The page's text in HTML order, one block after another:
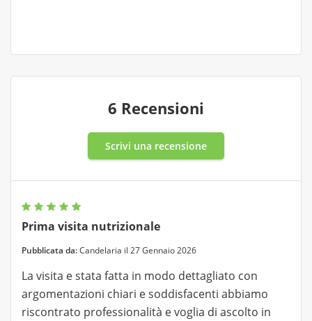
6 Recensioni
Scrivi una recensione
Prima visita nutrizionale
Pubblicata da:Candelaria il 27 Gennaio 2026
La visita e stata fatta in modo dettagliato con
argomentazioni chiari e soddisfacenti abbiamo
riscontrato professionalità e voglia di ascolto in